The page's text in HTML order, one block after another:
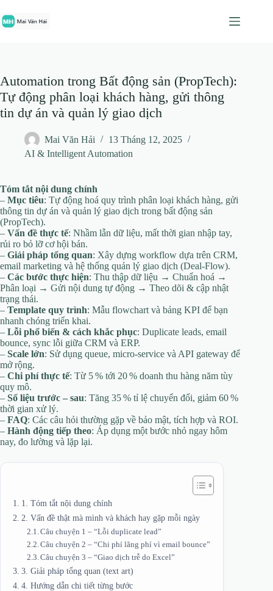
đến
phần
Automation trong Bất động sản (PropTech):
Tự động phân loại khách hàng, gửi thông
tin dự án và quản lý giao dịch
Mai Văn Hải
13 Tháng 12, 2025
AI & Intelligent Automation
Tóm tắt nội dung chính
– Mục tiêu: Tự động hoá quy trình phân loại khách hàng, gửi
thông tin dự án và quản lý giao dịch trong bất động sản
(PropTech).
– Vấn đề thực tế: Nhầm lẫn dữ liệu, mất thời gian nhập tay,
rủi ro bỏ lỡ cơ hội bán.
– Giải pháp tổng quan: Xây dựng workflow dựa trên CRM,
email marketing và hệ thống quản lý giao dịch (Deal‑Flow).
– Các bước thực hiện: Thu thập dữ liệu → Chuẩn hoá →
Phân loại → Gửi nội dung tự động → Theo dõi & cập nhật
trạng thái.
– Template quy trình: Mẫu flowchart và bảng KPI để bạn
nhanh chóng triển khai.
– Lỗi phổ biến & cách khắc phục: Duplicate leads, email
bounce, sync lỗi giữa CRM và ERP.
– Scale lớn: Sử dụng queue, micro‑service và API gateway để
mở rộng.
– Chi phí thực tế: Từ 5 % tới 20 % doanh thu hàng năm tùy
quy mô.
– Số liệu trước – sau: Tăng 35 % tỉ lệ chuyển đổi, giảm 60 %
thời gian xử lý.
– FAQ: Các câu hỏi thường gặp về bảo mật, tích hợp và ROI.
– Hành động tiếp theo: Áp dụng một bước nhỏ ngay hôm
nay, đo lường và lặp lại.
1. Tóm tắt nội dung chính
2. Vấn đề thật mà mình và khách hay gặp mỗi ngày
Câu chuyện 1 – “Lỗi duplicate lead”
Câu chuyện 2 – “Chi phí lãng phí vì email bounce”
Câu chuyện 3 – “Giao dịch trễ do Excel”
3. Giải pháp tổng quan (text art)
4. Hướng dẫn chi tiết từng bước